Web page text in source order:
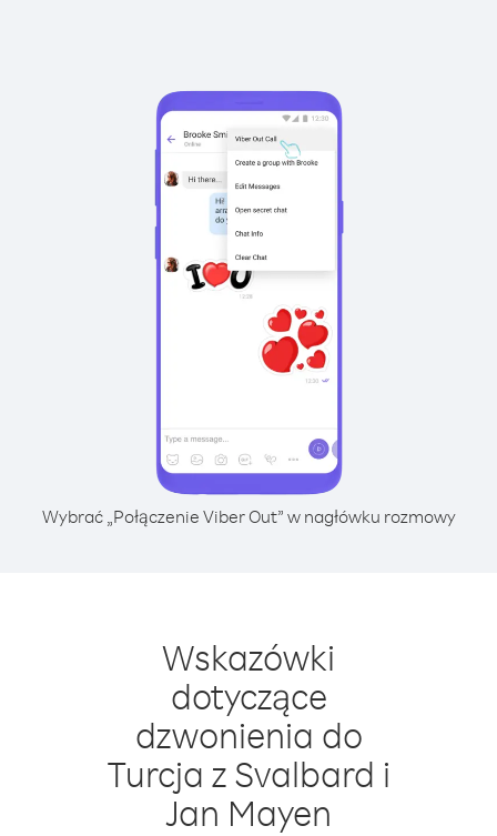
Wybrać „Połączenie Viber Out” w nagłówku rozmowy
Wskazówki
dotyczące
dzwonienia do
Turcja z Svalbard i
Jan Mayen